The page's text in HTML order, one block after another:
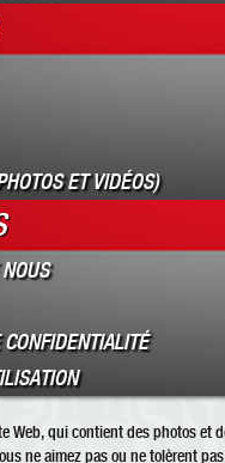
ET VIDÉOS)
Web, qui contient des photos et
ne aimez pas ou ne tolèrent